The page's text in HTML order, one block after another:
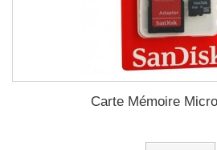
Carte Mémoire